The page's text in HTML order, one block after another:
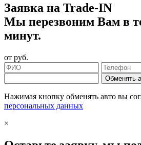
Заявка на Trade-IN
Мы перезвоним Вам в
минут.
от руб.
Обменять
Нажимая кнопку обменять авто вы
персональных данных
×